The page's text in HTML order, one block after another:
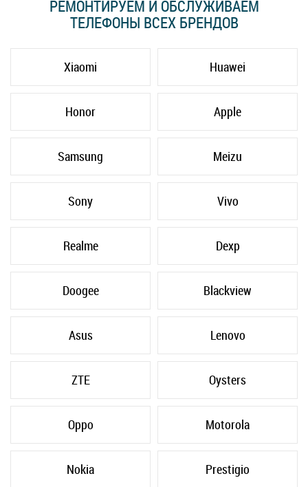
РЕМОНТИРУЕМ И ОБСЛУЖИВАЕМ
ТЕЛЕФОНЫ ВСЕХ БРЕНДОВ
Xiaomi Huawei
Honor Apple
Samsung Meizu
Sony Vivo
Realme Dexp
Doogee Blackview
Asus Lenovo
ZTE Oysters
Oppo Motorola
Nokia Prestigio